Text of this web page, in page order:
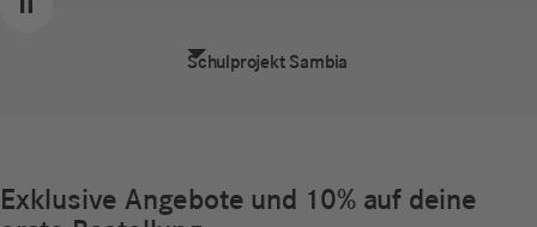
Schulprojekt Sambia
Zurück
Weiter
Pause
Exklusive Angebote und 10% auf deine